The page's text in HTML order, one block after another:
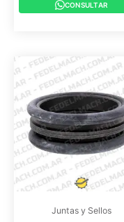
CONSULTAR
Juntas y Sellos